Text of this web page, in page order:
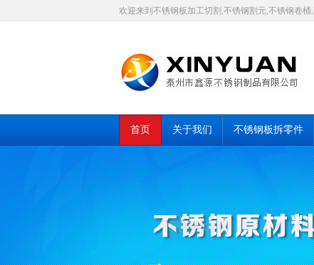
欢迎来到不锈钢板加工切割,不锈钢割元,不锈钢卷
首页 关于我们 不锈钢板拆零件